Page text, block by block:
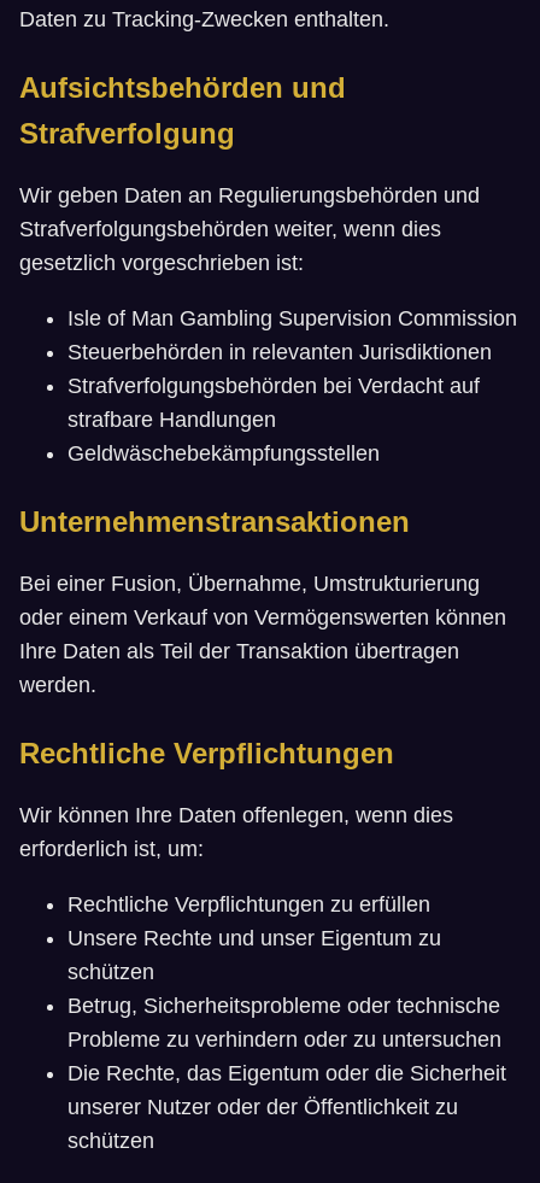
Daten zu Tracking-Zwecken enthalten.
Aufsichtsbehörden und
Strafverfolgung
Wir geben Daten an Regulierungsbehörden und
Strafverfolgungsbehörden weiter, wenn dies
gesetzlich vorgeschrieben ist:
Isle of Man Gambling Supervision Commission
Steuerbehörden in relevanten Jurisdiktionen
Strafverfolgungsbehörden bei Verdacht auf
strafbare Handlungen
Geldwäschebekämpfungsstellen
Unternehmenstransaktionen
Bei einer Fusion, Übernahme, Umstrukturierung
oder einem Verkauf von Vermögenswerten können
Ihre Daten als Teil der Transaktion übertragen
werden.
Rechtliche Verpflichtungen
Wir können Ihre Daten offenlegen, wenn dies
erforderlich ist, um:
Rechtliche Verpflichtungen zu erfüllen
Unsere Rechte und unser Eigentum zu
schützen
Betrug, Sicherheitsprobleme oder technische
Probleme zu verhindern oder zu untersuchen
Die Rechte, das Eigentum oder die Sicherheit
unserer Nutzer oder der Öffentlichkeit zu
schützen